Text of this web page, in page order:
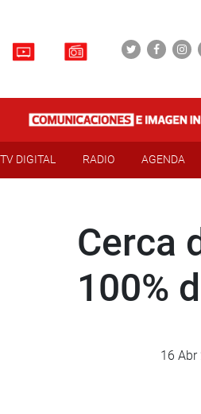
TV DIGITAL RADIO AGENDA
Cerca
100%
16 Abr